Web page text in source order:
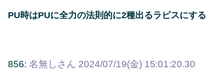
PU時はPUに全力の法則的に2種出るラピスにする
856: 名無しさん 2024/07/19(金) 15:01:20.30